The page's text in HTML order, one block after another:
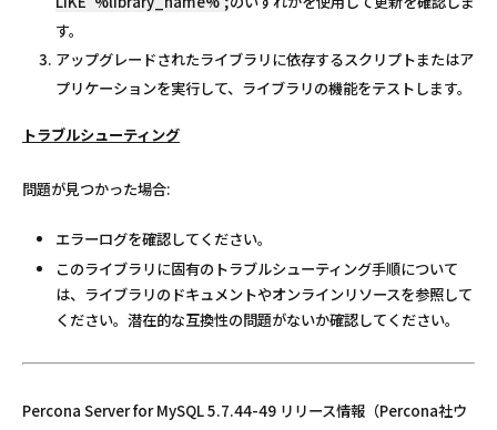
す。
アップグレードされたライブラリに依存するスクリプトまたはア
プリケーションを実行して、ライブラリの機能をテストします。
トラブルシューティング
問題が見つかった場合:
エラーログを確認してください。
このライブラリに固有のトラブルシューティング手順について
は、ライブラリのドキュメントやオンラインリソースを参照して
ください。潜在的な互換性の問題がないか確認してください。
Percona Server for MySQL 5.7.44-49 リリース情報（Percona社ウ